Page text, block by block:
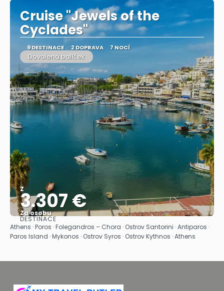
Cruise "Jewels of the
Cyclades"
9 DESTINACE 2 DOPRAVA 7 NOCÍ
Dovolená balíček
Z
3.307 €
Za osobu
Zobrazit
DESTINACE
Athens · Poros · Folegandros – Chora · Ostrov Santorini · Antiparos ·
Paros Island · Mykonos · Ostrov Syros · Ostrov Kythnos · Athens